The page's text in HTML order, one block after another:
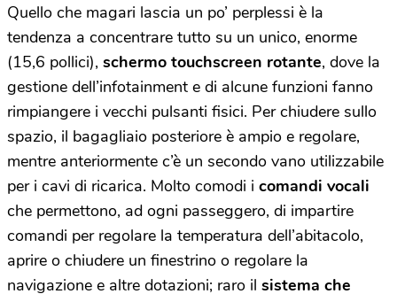
Quello che magari lascia un po’ perplessi è la
tendenza a concentrare tutto su un unico, enorme
(15,6 pollici), schermo touchscreen rotante, dove la
gestione dell’infotainment e di alcune funzioni fanno
rimpiangere i vecchi pulsanti fisici. Per chiudere sullo
spazio, il bagagliaio posteriore è ampio e regolare,
mentre anteriormente c’è un secondo vano utilizzabile
per i cavi di ricarica. Molto comodi i comandi vocali
che permettono, ad ogni passeggero, di impartire
comandi per regolare la temperatura dell’abitacolo,
aprire o chiudere un finestrino o regolare la
navigazione e altre dotazioni; raro il sistema che